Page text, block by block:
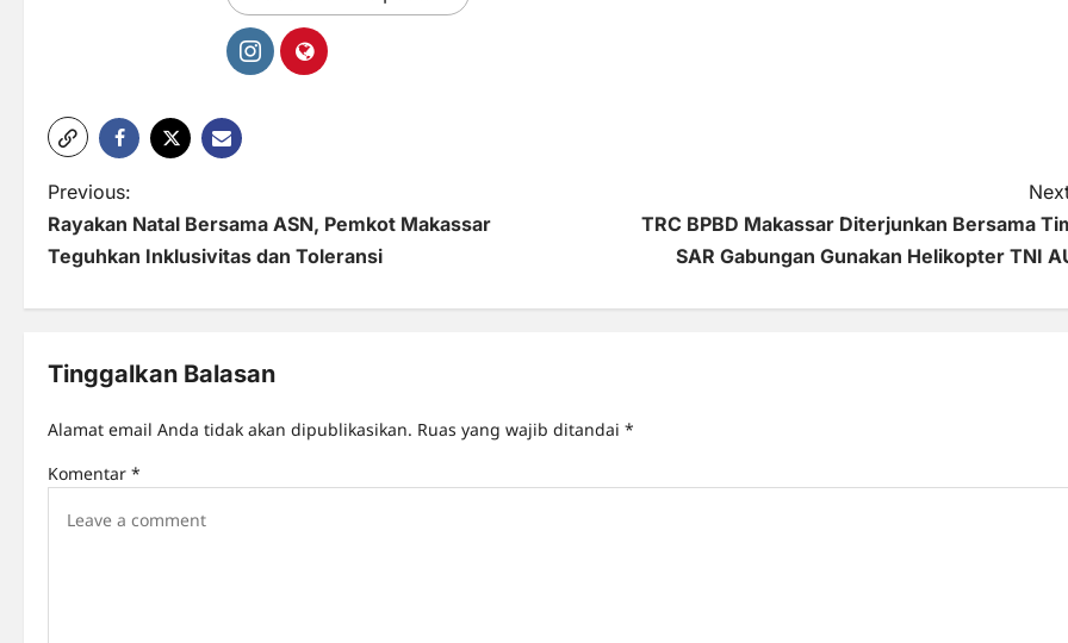
P
o
n
i
Previous:
Rayakan Natal Bersama ASN, Pemkot Makassar
Teguhkan Inklusivitas dan Toleransi
TRC BPBD Makassar Diterjunkan Bersama
SAR Gabungan Gunakan Helikopter TNI
Tinggalkan Balasan
Alamat email Anda tidak akan dipublikasikan. Ruas yang wajib ditandai *
Komentar *